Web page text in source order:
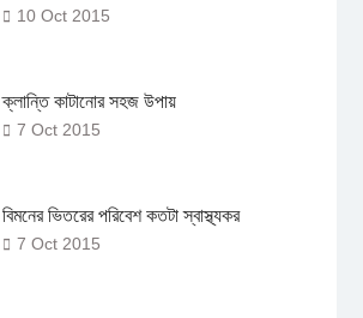
10 Oct 2015
ক্লান্তি কাটানোর সহজ উপায়
7 Oct 2015
বিমনের ভিতরের পরিবেশ কতটা স্বাস্থ্যকর
7 Oct 2015